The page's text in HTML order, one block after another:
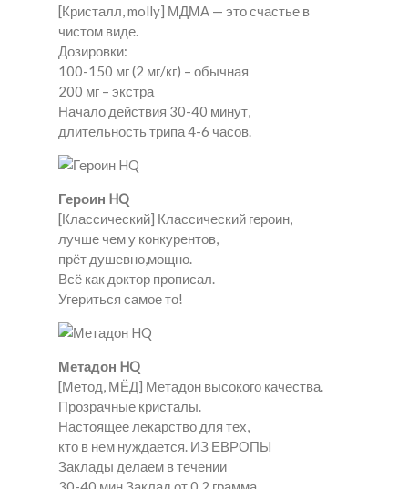
[Кристалл, molly] МДМА — это счастье в
чистом виде.
Дозировки:
100-150 мг (2 мг/кг) – обычная
200 мг – экстра
Начало действия 30-40 минут,
длительность трипа 4-6 часов.
Героин HQ
[Классический] Классический героин,
лучше чем у конкурентов,
прёт душевно,мощно.
Всё как доктор прописал.
Угериться самое то!
Метадон HQ
[Метод, МЁД] Метадон высокого качества.
Прозрачные кристалы.
Настоящее лекарство для тех,
кто в нем нуждается. ИЗ ЕВРОПЫ
Заклады делаем в течении